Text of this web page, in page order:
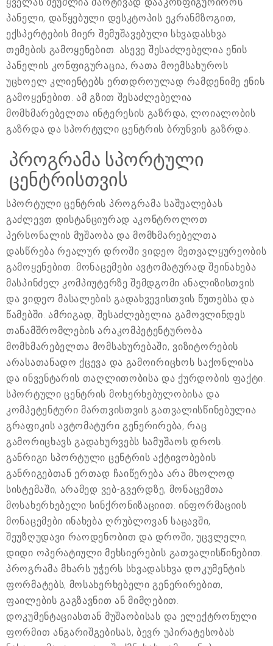
პანელი, დაწყებული დესკტოპის ეკრანმზოგით,
ექსპერტების მიერ შემუშავებული სხვადასხვა
თემების გამოყენებით. ასევე შესაძლებელია ენის
პანელის კონფიგურაცია, რათა მოემსახუროს
უცხოელ კლიენტებს ერთდროულად რამდენიმე ენის
გამოყენებით. ამ გზით შესაძლებელია
მომხმარებელთა ინტერესის გაზრდა, ლოიალობის
გაზრდა და სპორტული ცენტრის ბრუნვის გაზრდა.
პროგრამა სპორტული
ცენტრისთვის
სპორტული ცენტრის პროგრამა საშუალებას
გაძლევთ დისტანციურად აკონტროლოთ
პერსონალის მუშაობა და მომხმარებელთა
დასწრება რეალურ დროში ვიდეო მეთვალყურეობის
გამოყენებით. მონაცემები ავტომატურად შეინახება
მასპინძელ კომპიუტერზე შემდგომი ანალიზისთვის
და ვიდეო მასალების გადახვევისთვის წუთებსა და
წამებში. ამრიგად, შესაძლებელია გამოვლინდეს
თანამშრომლების არაკომპეტენტურობა
მომხმარებელთა მომსახურებაში, ვიზიტორების
არასათანადო ქცევა და გამოირიცხოს საქონლისა
და ინვენტარის თაღლითობისა და ქურდობის ფაქტი.
სპორტული ცენტრის მოხერხებულობისა და
კომპეტენტური მართვისთვის გათვალისწინებულია
გრაფიკის ავტომატური გენერირება, რაც
გამორიცხავს გადახურვებს სამუშაოს დროს.
განრიგი სპორტული ცენტრის აქტივობების
განრიგებთან ერთად ჩაიწერება არა მხოლოდ
სისტემაში, არამედ ვებ-გვერდზე, მონაცემთა
მოსახერხებელი სინქრონიზაციით. ინფორმაციის
მონაცემები ინახება ღრუბლოვან საცავში,
შეუზღუდავი რაოდენობით და დროში, უცვლელი,
დიდი ოპერატიული მეხსიერების გათვალისწინებით.
პროგრამა მხარს უჭერს სხვადასხვა დოკუმენტის
ფორმატებს, მოსახერხებელი გენერირებით,
ფაილების გაგზავნით ან მიმღებით.
დოკუმენტაციასთან მუშაობისას და ელექტრონული
ფორმით ანგარიშგებისას, ბევრ უპირატესობას